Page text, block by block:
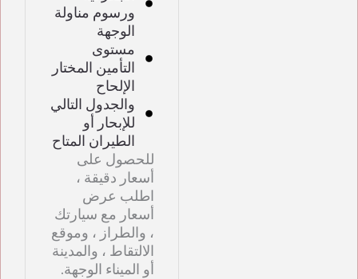
ورسوم مناولة
الوجهة
مستوى
التأمين المختار
الإلحاح
والجدول التالي
للإبحار أو
الطيران المتاح
للحصول على
أسعار دقيقة ،
اطلب عرض
أسعار مع سيارتك
، والطراز ، وموقع
الالتقاط ، والمدينة
أو الميناء الوجهة.